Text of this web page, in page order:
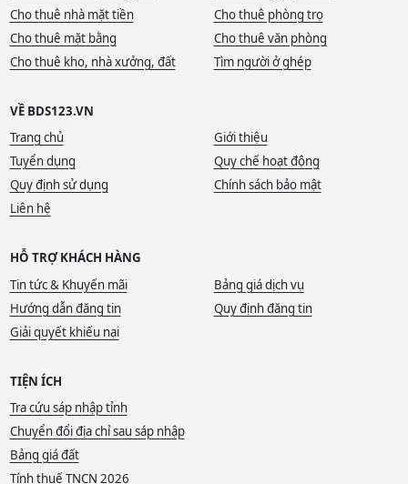
Cho thuê nhà mặt tiền
Cho thuê phòng trọ
Cho thuê mặt bằng
Cho thuê văn phòng
Cho thuê kho, nhà xưởng, đất
Tìm người ở ghép
VỀ BDS123.VN
Trang chủ
Giới thiệu
Tuyển dụng
Quy chế hoạt động
Quy định sử dụng
Chính sách bảo mật
Liên hệ
HỖ TRỢ KHÁCH HÀNG
Tin tức & Khuyến mãi
Bảng giá dịch vụ
Hướng dẫn đăng tin
Quy định đăng tin
Giải quyết khiếu nại
TIỆN ÍCH
Tra cứu sáp nhập tỉnh
Chuyển đổi địa chỉ sau sáp nhập
Bảng giá đất
Tính thuế TNCN 2026